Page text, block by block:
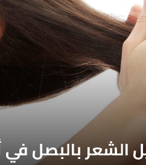
الشعر بالبصل